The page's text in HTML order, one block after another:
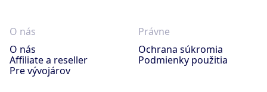
O nás
O nás
Affiliate a reseller
Pre vývojárov
Právne
Ochrana súkromia
Podmienky použitia